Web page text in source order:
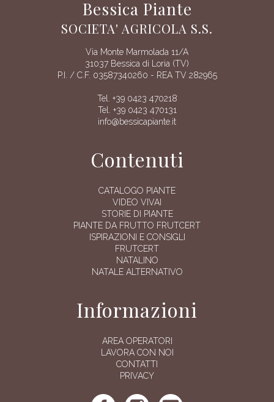
Bessica Piante
SOCIETA' AGRICOLA S.S.
Via Monte Marmolada 11/A
31037 Bessica di Loria (TV)
P.I. / C.F. 03587340260 - REA TV 282965
Tel. +39 0423 470218
Tel. +39 0423 470131
info@bessicapiante.it
Contenuti
CATALOGO PIANTE
VIDEO VIVAI
STORIE DI PIANTE
PIANTE DA FRUTTO FRUTCERT
ISPIRAZIONI E CONSIGLI
FRUTCERT
NATALINO
NATALE ALTERNATIVO
Informazioni
AREA OPERATORI
LAVORA CON NOI
CONTATTI
PRIVACY